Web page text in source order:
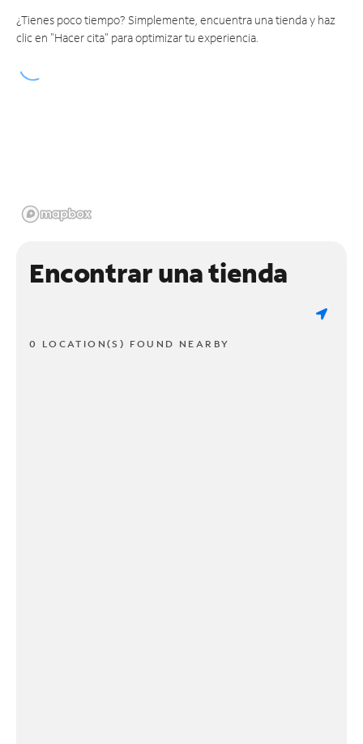
¿Tienes poco tiempo? Simplemente, encuentra una tienda y haz
clic en "Hacer cita" para optimizar tu experiencia.
Encontrar una tienda
0 LOCATION(S) FOUND NEARBY